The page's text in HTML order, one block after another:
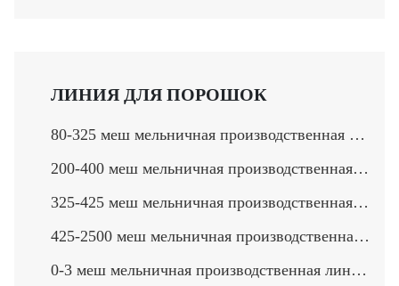
ЛИНИЯ ДЛЯ ПОРОШОК
80-325 меш мельничная производственная линия >
200-400 меш мельничная производственная линия >
325-425 меш мельничная производственная линия >
425-2500 меш мельничная производственная линия >
0-3 меш мельничная производственная линия >